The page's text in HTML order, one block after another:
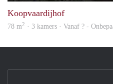
Koopvaardijhof
78 m2 · 3 kamers · Vanaf ? -